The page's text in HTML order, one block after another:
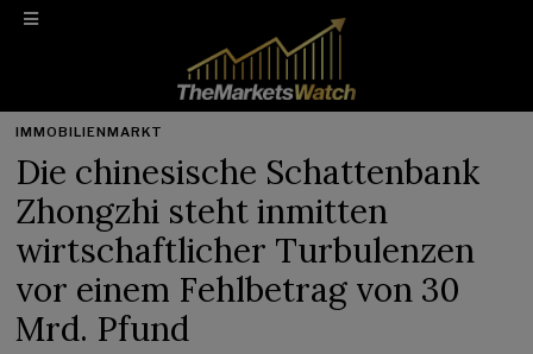
IMMOBILIENMARKT
Die chinesische Schattenbank
Zhongzhi steht inmitten
wirtschaftlicher Turbulenzen
vor einem Fehlbetrag von 30
Mrd. Pfund